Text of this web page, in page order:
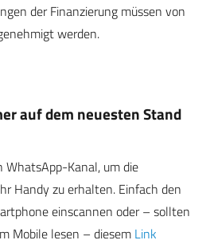
der Finanzierung müssen von
werden.
auf dem neuesten Stand
WhatsApp-Kanal, um die
Handy zu erhalten. Einfach den
einscannen oder – sollten
Mobile lesen – diesem Link